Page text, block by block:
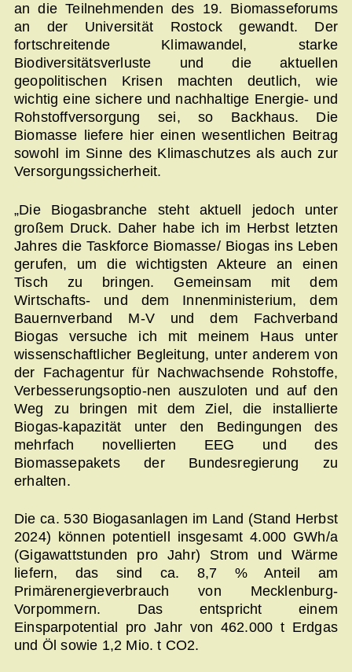
an die Teilnehmenden des 19. Biomasseforums
an der Universität Rostock gewandt. Der
fortschreitende Klimawandel, starke
Biodiversitätsverluste und die aktuellen
geopolitischen Krisen machten deutlich, wie
wichtig eine sichere und nachhaltige Energie- und
Rohstoffversorgung sei, so Backhaus. Die
Biomasse liefere hier einen wesentlichen Beitrag
sowohl im Sinne des Klimaschutzes als auch zur
Versorgungssicherheit.
„Die Biogasbranche steht aktuell jedoch unter
großem Druck. Daher habe ich im Herbst letzten
Jahres die Taskforce Biomasse/ Biogas ins Leben
gerufen, um die wichtigsten Akteure an einen
Tisch zu bringen. Gemeinsam mit dem
Wirtschafts- und dem Innenministerium, dem
Bauernverband M-V und dem Fachverband
Biogas versuche ich mit meinem Haus unter
wissenschaftlicher Begleitung, unter anderem von
der Fachagentur für Nachwachsende Rohstoffe,
Verbesserungsoptio-nen auszuloten und auf den
Weg zu bringen mit dem Ziel, die installierte
Biogas-kapazität unter den Bedingungen des
mehrfach novellierten EEG und des
Biomassepakets der Bundesregierung zu
erhalten.
Die ca. 530 Biogasanlagen im Land (Stand Herbst
2024) können potentiell insgesamt 4.000 GWh/a
(Gigawattstunden pro Jahr) Strom und Wärme
liefern, das sind ca. 8,7 % Anteil am
Primärenergieverbrauch von Mecklenburg-
Vorpommern. Das entspricht einem
Einsparpotential pro Jahr von 462.000 t Erdgas
und Öl sowie 1,2 Mio. t CO2.